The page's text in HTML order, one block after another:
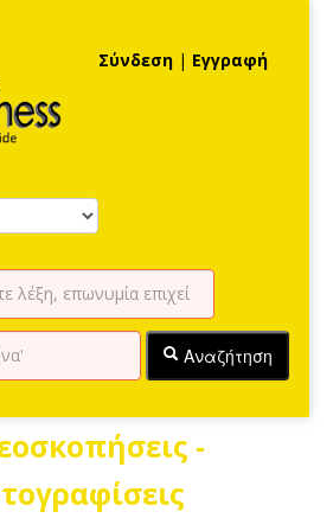
Σύνδεση | Εγγραφή
Αναζήτηση
-